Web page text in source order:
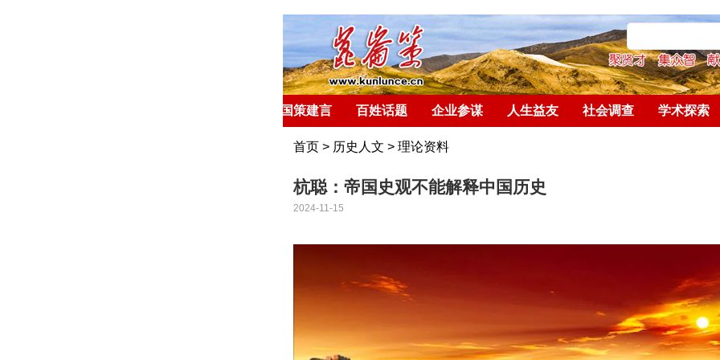
国策建言 百姓话题 企业参谋 人生益友 社会调查 学术探索
首页> 历史人文 > 理论资料
杭聪：帝国史观不能解释中国历史
2024-11-15